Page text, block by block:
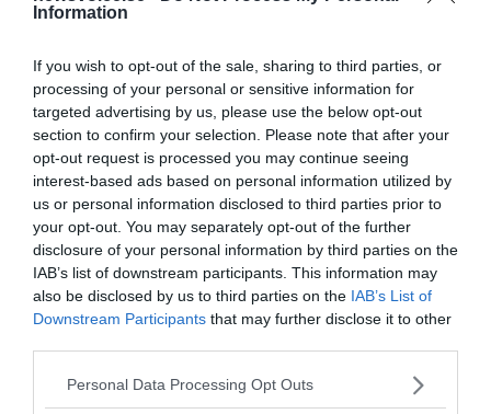
Information
If you wish to opt-out of the sale, sharing to third parties, or
processing of your personal or sensitive information for
targeted advertising by us, please use the below opt-out
section to confirm your selection. Please note that after your
opt-out request is processed you may continue seeing
interest-based ads based on personal information utilized by
us or personal information disclosed to third parties prior to
your opt-out. You may separately opt-out of the further
disclosure of your personal information by third parties on the
IAB’s list of downstream participants. This information may
also be disclosed by us to third parties on the IAB’s List of
Downstream Participants that may further disclose it to other
Please note that this website/app uses one or more Google
Personal Data Processing Opt Outs
PUBLICERAD 18 MAJ 2020 - AV TORBJÖRN SASSERSSON
Coronakrisenkopplas till klimatagendan för renare
och grönare städer
KLIMAT MILJÖ NATURKLIMAT & MILJÖ.
Klimatagendan låg bakom flygskammen och
coronakrisen tog ner flygplanen nästan helt från
himlen. Nu höjs röster för...
PUBLICERAD 26 DECEMBER 2020 - AV TORBJÖRN SASSERSSON
att få mer makt – Analys sammanfattas
SVERIGE[caption id="attachment_120316"